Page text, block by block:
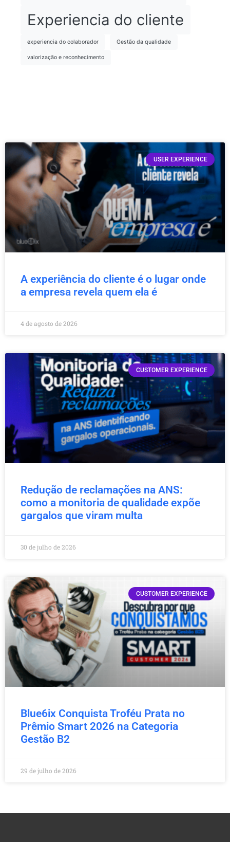
Experiencia do cliente
experiencia do colaborador Gestão da qualidade
valorização e reconhecimento
USER EXPERIENCE
A experiência do cliente é o lugar onde
a empresa revela quem ela é
4 de agosto de 2026
CUSTOMER EXPERIENCE
Redução de reclamações na ANS:
como a monitoria de qualidade expõe
gargalos que viram multa
30 de julho de 2026
CUSTOMER EXPERIENCE
Blue6ix Conquista Troféu Prata no
Prêmio Smart 2026 na Categoria
Gestão B2
29 de julho de 2026